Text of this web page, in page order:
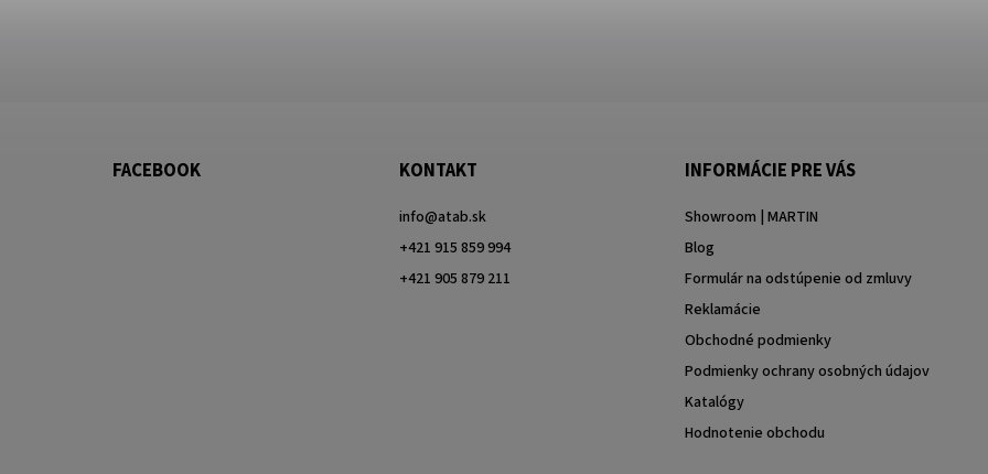
FACEBOOK KONTAKT
info@atab.sk
+421 915 859 994
+421 905 879 211
INFORMÁCIE PRE VÁS
Showroom | MARTIN
Blog
Formulár na odstúpenie od zmluvy
Reklamácie
Obchodné podmienky
Podmienky ochrany osobných údajov
Katalógy
Hodnotenie obchodu